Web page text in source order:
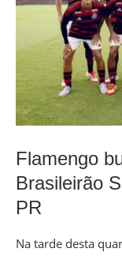
Flamengo
Brasileirão
PR
Na tarde desta